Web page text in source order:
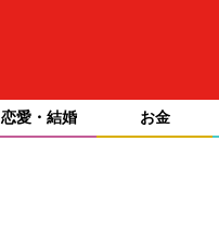
恋愛・結婚 お金